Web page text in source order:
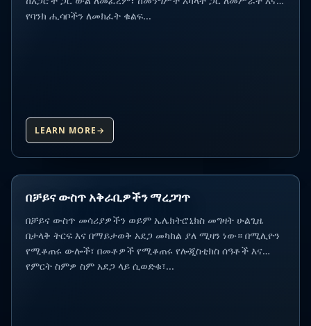
የባንክ ሒሳቦችን ለመክፈት ቁልፍ...
LEARN MORE→
በቻይና ውስጥ አቅራቢዎችን ማረጋገጥ
በቻይና ውስጥ መሳሪያዎችን ወይም ኤሌክትሮኒክስ መግዛት ሁልጊዜ
በታላቅ ትርፍ እና በማይታወቅ አደጋ መካከል ያለ ሚዛን ነው። በሚሊዮን
የሚቆጠሩ ውሎች፣ በመቶዎች የሚቆጠሩ የሎጂስቲክስ ሰዓቶች እና
የምርት ስምዎ ስም አደጋ ላይ ሲወድቁ፣...